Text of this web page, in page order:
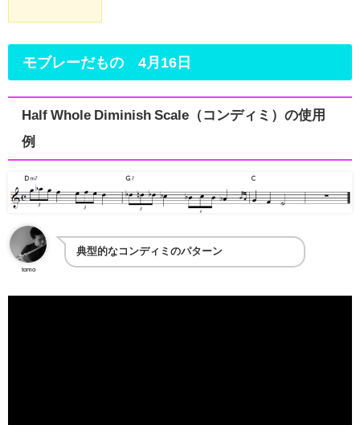
モブレーだもの 4月16日
Half Whole Diminish Scale（コンディミ）の使用
例
tomo
典型的なコンディミのパターン